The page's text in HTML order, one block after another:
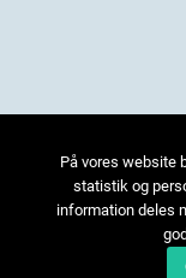
På vores website
statistik og
information deles